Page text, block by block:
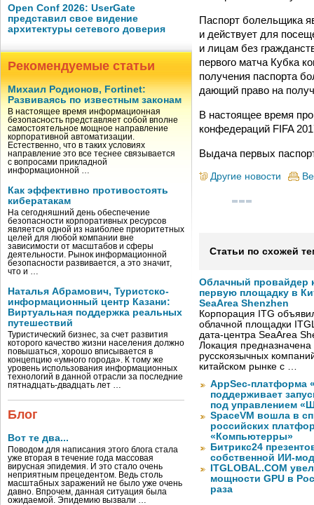
Open Conf 2026: UserGate
представил свое видение
архитектуры сетевого доверия
Рекомендуемые статьи
Михаил Родионов, Fortinet:
Развиваясь по известным законам
В настоящее время информационная
безопасность представляет собой вполне
самостоятельное мощное направление
корпоративной автоматизации.
Естественно, что в таких условиях
направление это все теснее связывается
с вопросами прикладной
информационной …
Как эффективно противостоять
кибератакам
На сегодняшний день обеспечение
безопасности корпоративных ресурсов
является одной из наиболее приоритетных
целей для любой компании вне
зависимости от масштабов и сферы
деятельности. Рынок информационной
безопасности развивается, а это значит,
что и …
Наталья Абрамович, Туристско-
информационный центр Казани:
Виртуальная поддержка реальных
путешествий
Туристический бизнес, за счет развития
которого качество жизни населения должно
повышаться, хорошо вписывается в
концепцию «умного города». К тому же
уровень использования информационных
технологий в данной отрасли за последние
пятнадцать-двадцать лет …
Блог
Вот те два...
Поводом для написания этого блога стала
уже вторая в течение года массовая
вирусная эпидемия. И это стало очень
неприятным прецедентом. Ведь столь
масштабных заражений не было уже очень
давно. Впрочем, данная ситуация была
ожидаемой. Эпидемию вызвали …
Паспорт болельщика
и действует для
и лицам без
первого матча Кубка
получения паспорта
дающий право на
В настоящее время
конфедераций FIFA
Выдача первых
Другие новости
Статьи по схожей
Облачный провайдер
первую площадку в
SeaArea Shenzhen
Корпорация ITG
облачной площадки
дата-центра SeaArea
Локация предназначена
русскоязычных
китайском рынке с …
AppSec-платформа
поддерживает
под управлением
SpaceVM вошла в
российских
«Компьютерры»
Битрикс24
собственной ИИ-
ITGLOBAL.COM
мощности GPU в
раза